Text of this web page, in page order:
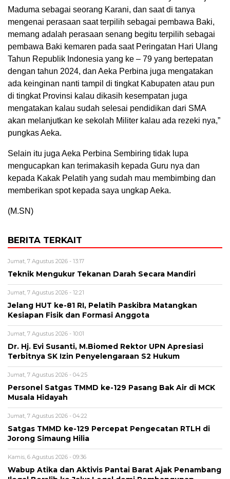
Maduma sebagai seorang Karani, dan saat di tanya
mengenai perasaan saat terpilih sebagai pembawa Baki,
memang adalah perasaan senang begitu terpilih sebagai
pembawa Baki kemaren pada saat Peringatan Hari Ulang
Tahun Republik Indonesia yang ke – 79 yang bertepatan
dengan tahun 2024, dan Aeka Perbina juga mengatakan
ada keinginan nanti tampil di tingkat Kabupaten atau pun
di tingkat Provinsi kalau dikasih kesempatan juga
mengatakan kalau sudah selesai pendidikan dari SMA
akan melanjutkan ke sekolah Militer kalau ada rezeki nya,”
pungkas Aeka.
Selain itu juga Aeka Perbina Sembiring tidak lupa
mengucapkan kan terimakasih kepada Guru nya dan
kepada Kakak Pelatih yang sudah mau membimbing dan
memberikan spot kepada saya ungkap Aeka.
(M.SN)
BERITA TERKAIT
Jumat, 7 Agustus 2026 - 13:17
Teknik Mengukur Tekanan Darah Secara Mandiri
Jumat, 7 Agustus 2026 - 12:21
Jelang HUT ke-81 RI, Pelatih Paskibra Matangkan
Kesiapan Fisik dan Formasi Anggota
Jumat, 7 Agustus 2026 - 10:01
Dr. Hj. Evi Susanti, M.Biomed Rektor UPN Apresiasi
Terbitnya SK Izin Penyelengaraan S2 Hukum
Jumat, 7 Agustus 2026 - 04:25
Personel Satgas TMMD ke-129 Pasang Bak Air di MCK
Musala Hidayah
Jumat, 7 Agustus 2026 - 04:22
Satgas TMMD ke-129 Percepat Pengecatan RTLH di
Jorong Simaung Hilia
Kamis, 6 Agustus 2026 - 09:36
Wabup Atika dan Aktivis Pantai Barat Ajak Penambang